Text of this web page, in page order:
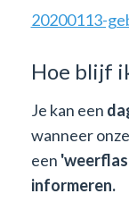
20200113-
Hoe blijf
Je kan een
wanneer
een
informeren.